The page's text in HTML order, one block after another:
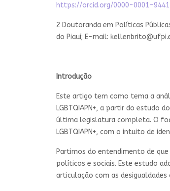
https://orcid.org/0000-0001-
2 Doutoranda em Políticas
do Piauí; E-mail:
Introdução
Este artigo tem como tema a
LGBTQIAPN+, a partir do estudo
última legislatura completa. O
LGBTQIAPN+, com o intuito de
Partimos do entendimento de
políticos e sociais. Este estudo
articulação com as desigualdades